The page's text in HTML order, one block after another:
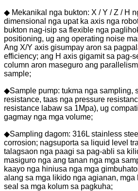
◆ Mekanikal nga bukton: X / Y / Z / H
dimensional nga upat ka axis nga
bukton nag-isip sa flexible nga
positioning, ug ang operating noise
Ang X/Y axis gisumpay aron sa
efficiency; ang H axis gigamit sa pag-
column aron maseguro ang
sample;
◆Sample pump: tukma nga sampling,
resistance, taas nga pressure
resistance labaw sa 1Mpa), ug
gagmay nga mga volume;
◆Sampling dagom: 316L stainless
corrosion; nagsuporta sa liquid level
talagsaon nga paagi sa pag-abli sa
masiguro nga ang tanan nga mga
kaayo nga hiniusa nga mga
alang sa mga likido nga agianan, mga
seal sa mga kolum sa pagkuha;